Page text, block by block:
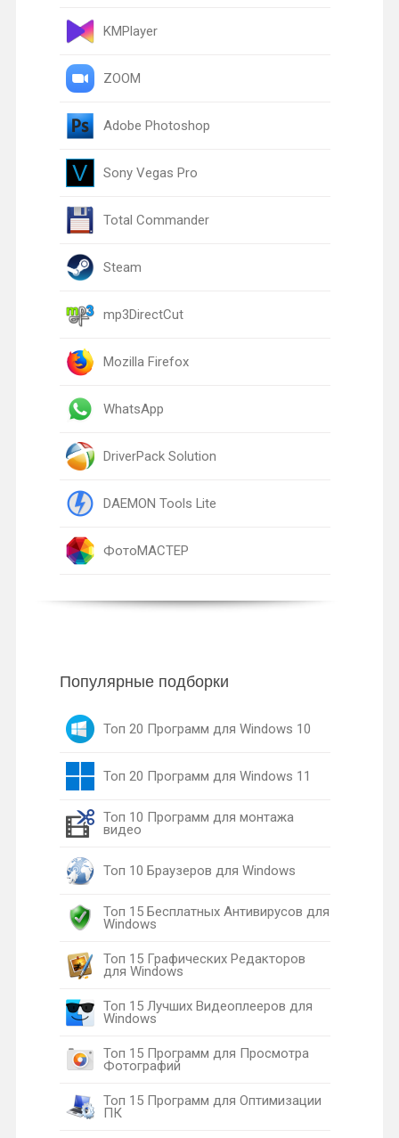
KMPlayer
ZOOM
Adobe Photoshop
Sony Vegas Pro
Total Commander
Steam
mp3DirectCut
Mozilla Firefox
WhatsApp
DriverPack Solution
DAEMON Tools Lite
ФотоМАСТЕР
Популярные подборки
Топ 20 Программ для Windows 10
Топ 20 Программ для Windows 11
Топ 10 Программ для монтажа
видео
Топ 10 Браузеров для Windows
Топ 15 Бесплатных Антивирусов для
Windows
Топ 15 Графических Редакторов
для Windows
Топ 15 Лучших Видеоплееров для
Windows
Топ 15 Программ для Просмотра
Фотографий
Топ 15 Программ для Оптимизации
ПК